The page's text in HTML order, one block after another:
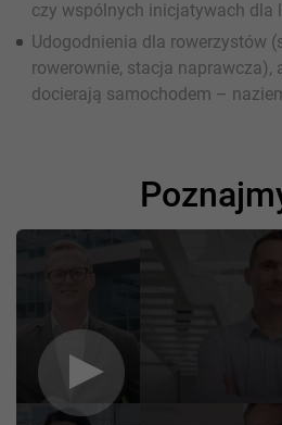
czy wspólnych inicjatywach dla
Udogodnienia dla rowerzystów
rowerownie, stacja naprawcza),
docierają samochodem –